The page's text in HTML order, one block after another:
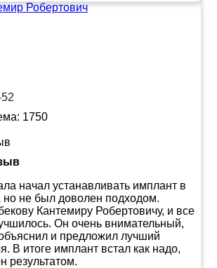
Робертович
1750
начал устанавливать имплант в
но не был доволен подходом.
Кантемиру Робертовичу, и все
Он очень внимательный,
и предложил лучший
В итоге имплант встал как надо,
результатом.